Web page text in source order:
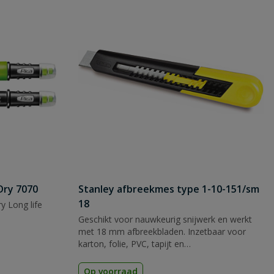
7070
Long life
Stanley afbreekmes type 1-10-151/sm
18
Geschikt voor nauwkeurig snijwerk en werkt
met 18 mm afbreekbladen. Inzetbaar voor
karton, folie, PVC, tapijt en
Op voorraad